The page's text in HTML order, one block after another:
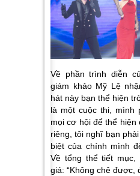
Về phần trình diễn
giám khảo Mỹ Lệ
hát này bạn thể hiện
là một cuộc thi, mình
mọi cơ hội để thể
riêng, tôi nghĩ bạn
biệt của chính mình
Về tổng thể tiết mục,
giá: “Không chê được,